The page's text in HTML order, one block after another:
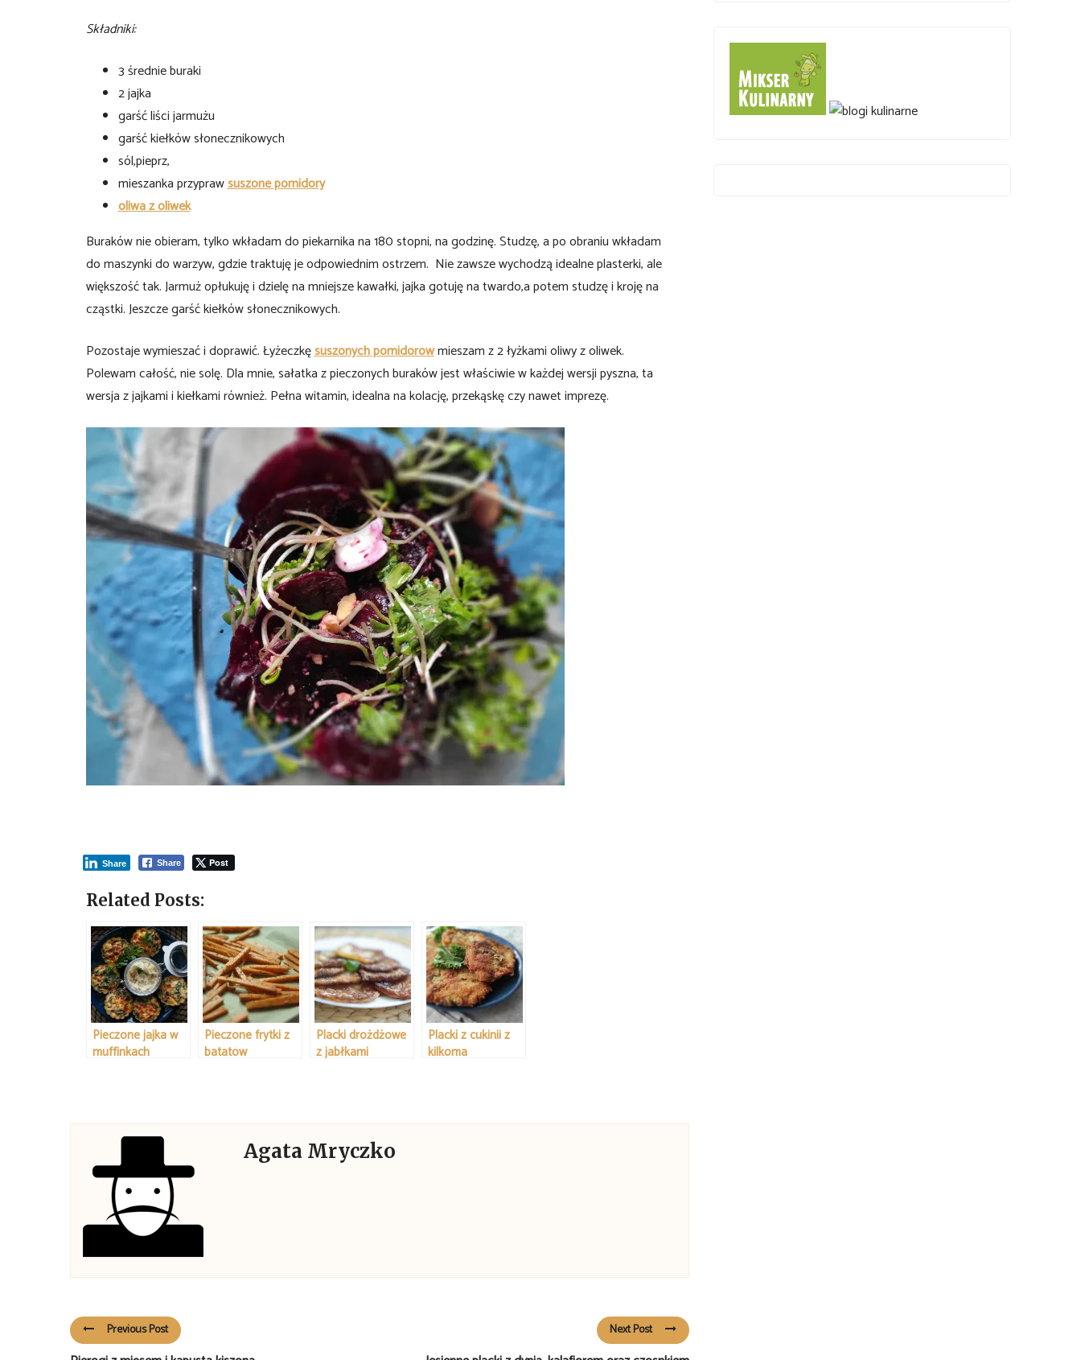
Składniki:
3 średnie buraki
2 jajka
garść liści jarmużu
garść kiełków słonecznikowych
sól,pieprz,
mieszanka przyprawsuszone pomidory
oliwa z oliwek
Buraków nie obieram, tylko wkładam do piekarnika na 180 stopni, na godzinę. Studzę, a po obraniu wkładam
do maszynki do warzyw, gdzie traktuję je odpowiednim ostrzem. Nie zawsze wychodzą idealne plasterki, ale
większość tak. Jarmuż opłukuję i dzielę na mniejsze kawałki, jajka gotuję na twardo,a potem studzę i kroję na
cząstki. Jeszcze garść kiełków słonecznikowych.
Pozostaje wymieszać i doprawić. Łyżeczkęsuszonych pomidorówmieszam z 2 łyżkami oliwy z oliwek.
Polewam całość, nie solę. Dla mnie, sałatka z pieczonych buraków jest właściwie w każdej wersji pyszna, ta
wersja z jajkami i kiełkami również. Pełna witamin, idealna na kolację, przekąskę czy nawet imprezę.
Share Post
Share
Related Posts:
Pieczone jajka w
muffinkach
Pieczone frytki z
batatów
Placki drożdżowe
z jabłkami
Placki z cukinii z
kilkoma
Agata Mryczko
Previous Post Next Post